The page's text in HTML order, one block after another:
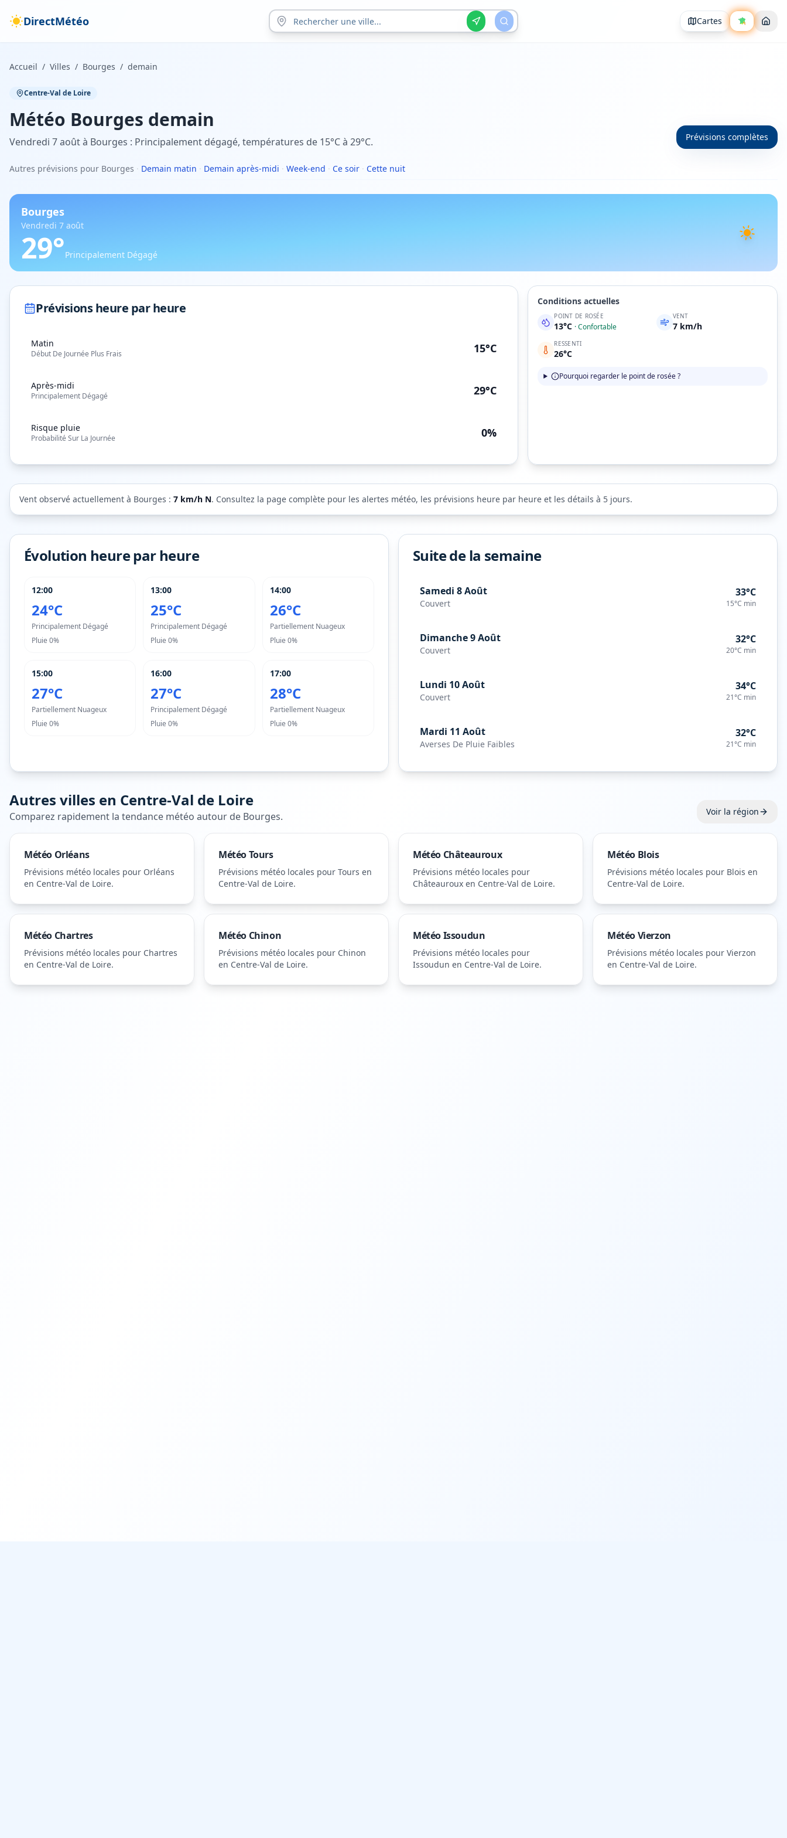
DirectMétéo Cartes
Accueil / Villes / Bourges / demain
Centre-Val de Loire
Météo Bourges demain
Vendredi 7 août à Bourges : Principalement dégagé, températures de 15°C à 29°C. Prévisions complètes
Autres prévisions pour Bourges · Demain matin · Demain après-midi · Week-end · Ce soir · Cette nuit
Bourges
Vendredi 7 août
29°Principalement Dégagé
Prévisions heure par heure
Matin
Début De Journée Plus Frais 15°C
Après-midi
Principalement Dégagé 29°C
Risque pluie
Probabilité Sur La Journée 0%
Conditions actuelles
POINT DE ROSÉE
13°C ·Confortable
VENT
7km/h
RESSENTI
26°C
Pourquoi regarder le point de rosée ?
Vent observé actuellement à Bourges : 7 km/h N. Consultez la page complète pour les alertes météo, les prévisions heure par heure et les détails à 5 jours.
Évolution heure par heure
12:00
24°C
Principalement Dégagé
Pluie 0%
13:00
25°C
Principalement Dégagé
Pluie0%
14:00
26°C
Partiellement Nuageux
Pluie 0%
15:00
27°C
Partiellement Nuageux
Pluie 0%
16:00
27°C
Principalement Dégagé
Pluie0%
17:00
28°C
Partiellement Nuageux
Pluie 0%
Suite de la semaine
Samedi 8 Août
Couvert
33°C
15°C min
Dimanche 9 Août
Couvert
32°C
20°C min
Lundi 10 Août
Couvert
34°C
21°C min
Mardi 11 Août
Averses De Pluie Faibles
32°C
21°C min
Autres villes en Centre-Val de Loire
Comparez rapidement la tendance météo autour de Bourges. Voir la région
Météo Orléans
Prévisions météo locales pour Orléans
en Centre-Val de Loire.
MétéoTours
Prévisions météo locales pour Tours en
Centre-Val de Loire.
Météo Châteauroux
Prévisions météo locales pour
Châteauroux en Centre-Val de Loire.
Météo Blois
Prévisions météo locales pour Blois en
Centre-Val de Loire.
Météo Chartres
Prévisions météo locales pour Chartres
en Centre-Val de Loire.
Météo Chinon
Prévisions météo locales pour Chinon
en Centre-Val de Loire.
MétéoIssoudun
Prévisions météo locales pour
Issoudun en Centre-Val de Loire.
MétéoVierzon
Prévisions météo locales pour Vierzon
en Centre-Val de Loire.